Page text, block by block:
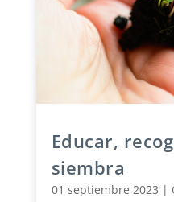
Educar,
siembra
01 septiembre 2023 |